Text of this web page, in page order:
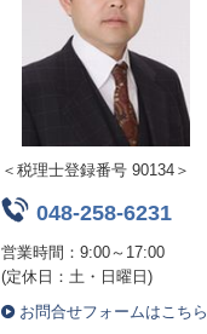
＜税理士登録番号 90134＞
048-258-6231
営業時間：9:00～17:00
(定休日：土・日曜日)
お問合せフォームはこちら